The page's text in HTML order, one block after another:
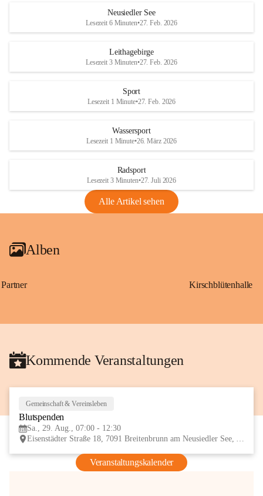
S
und den daraus folgenden wirtschaftlichen
Maßnahmen zur Bekämpfung
Rebe und der Amerikanischen
Anhang VBl. EU Nr. 18
1 Seite•1,4 MB
VBl. EU Nr. 18_2026
r
S
Neusiedler See
Lesezeit 6 Minuten•27. Feb. 2026
Leithagebirge
Lesezeit 3 Minuten•27. Feb. 2026
Sport
Lesezeit 1 Minute•27. Feb. 2026
Wassersport
Lesezeit 1 Minute•26. März 2026
Radsport
Lesezeit 3 Minuten•27. Juli 2026
Alle Artikel sehen
Alben
Partner Kirschblütenhalle
Kommende Veranstaltungen
Gemeinschaft & Vereinsleben
Blutspenden
Sa., 29. Aug., 07:00 - 12:30
Eisenstädter Straße 18, 7091 Breitenbrunn am Neusiedler See, AUT
Veranstaltungskalender